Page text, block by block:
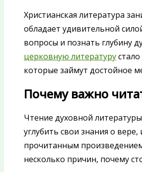
Христианская литература
обладает удивительной
вопросы и познать глубину
церковную литературу
которые займут достойное
Почему важно
Чтение духовной
углубить свои знания о
прочитанным
несколько причин, почему